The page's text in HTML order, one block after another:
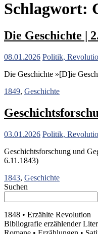
Schlagwort:
Die Geschichte |
08.01.2026 Politik,
Die Geschichte »[D]ie
1849, Geschichte
03.01.2026 Politik,
Geschichtsforschung und
6.11.1843)
1843, Geschichte
Suchen
1848 • Erzählte Revolution
Bibliografie erzählender